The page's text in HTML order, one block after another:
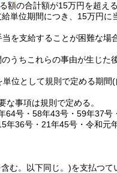
額の合計額が15万円を超え
単位期間につき、15万円に
を支給することが困難な場
うちこれらの事由が生じた
位として規則で定める期間(
事項は規則で定める。
64号・58年43号・59年37号
年36号・21年45号・令和元
む。以下同じ。)を支払つて